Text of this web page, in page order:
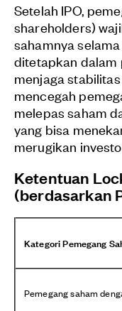
Setelah IPO,
shareholders)
sahamnya
ditetapkan dalam
menjaga
mencegah
melepas saham
yang bisa
merugikan
Ketentuan
(berdasarkan
Kategori Pemegang
Pemegang saham